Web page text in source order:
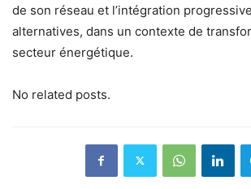
de son réseau et l’intégration
alternatives, dans un contexte de
secteur énergétique.
No related posts.